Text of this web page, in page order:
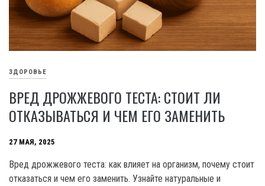
ЗДОРОВЬЕ
ВРЕД ДРОЖЖЕВОГО ТЕСТА: СТОИТ ЛИ
ОТКАЗЫВАТЬСЯ И ЧЕМ ЕГО ЗАМЕНИТЬ
27 МАЯ, 2025
Вред дрожжевого теста: как влияет на организм, почему стоит
отказаться и чем его заменить. Узнайте натуральные и